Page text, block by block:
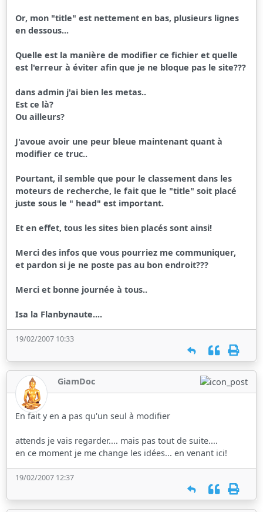
Or, mon "title" est nettement en bas, plusieurs lignes
en dessous...
Quelle est la manière de modifier ce fichier et quelle
est l'erreur à éviter afin que je ne bloque pas le site???
dans admin j'ai bien les metas..
Est ce là?
Ou ailleurs?
J'avoue avoir une peur bleue maintenant quant à
modifier ce truc..
Pourtant, il semble que pour le classement dans les
moteurs de recherche, le fait que le "title" soit placé
juste sous le " head" est important.
Et en effet, tous les sites bien placés sont ainsi!
Merci des infos que vous pourriez me communiquer,
et pardon si je ne poste pas au bon endroit???
Merci et bonne journée à tous..
Isa la Flanbynaute....
19/02/2007 10:33
GiamDoc
En fait y en a pas qu'un seul à modifier
attends je vais regarder.... mais pas tout de suite....
en ce moment je me change les idées... en venant ici!
19/02/2007 12:37